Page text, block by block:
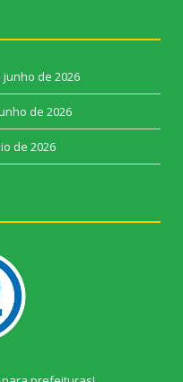
junho de 2026
de 2026
de 2026